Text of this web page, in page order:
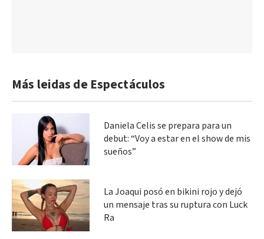
Más leidas de Espectáculos
Daniela Celis se prepara para un
debut: “Voy a estar en el show de mis
sueños”
La Joaqui posó en bikini rojo y dejó
un mensaje tras su ruptura con Luck
Ra